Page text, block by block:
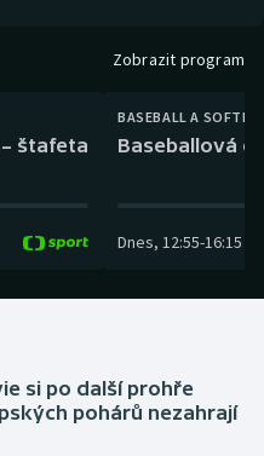
Zobrazit program
– štafeta
BASEBALL A
Baseballová
Dnes, 12:55-16:15
si po další prohře
pohárů nezahrají